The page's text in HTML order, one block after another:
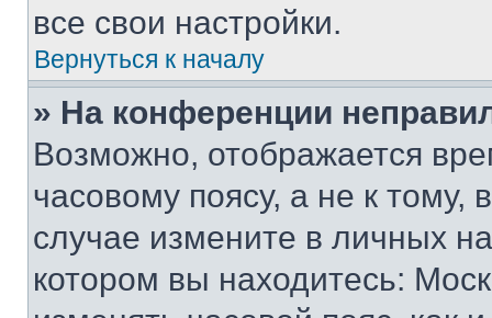
все свои настройки.
Вернуться к началу
» На конференции
Возможно, отображается
часовому поясу, а не к тому,
случае измените в личных
котором вы находитесь: